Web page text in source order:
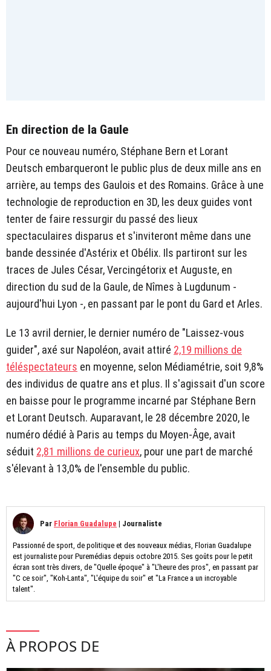
En direction de la Gaule
Pour ce nouveau numéro, Stéphane Bern et Lorant
Deutsch embarqueront le public plus de deux mille ans en
arrière, au temps des Gaulois et des Romains. Grâce à une
technologie de reproduction en 3D, les deux guides vont
tenter de faire ressurgir du passé des lieux
spectaculaires disparus et s'inviteront même dans une
bande dessinée d'Astérix et Obélix. Ils partiront sur les
traces de Jules César, Vercingétorix et Auguste, en
direction du sud de la Gaule, de Nîmes à Lugdunum -
aujourd'hui Lyon -, en passant par le pont du Gard et Arles.
Le 13 avril dernier, le dernier numéro de "Laissez-vous
guider", axé sur Napoléon, avait attiré 2,19 millions de
téléspectateurs en moyenne, selon Médiamétrie, soit 9,8%
des individus de quatre ans et plus. Il s'agissait d'un score
en baisse pour le programme incarné par Stéphane Bern
et Lorant Deutsch. Auparavant, le 28 décembre 2020, le
numéro dédié à Paris au temps du Moyen-Âge, avait
séduit 2,81 millions de curieux, pour une part de marché
s'élevant à 13,0% de l'ensemble du public.
Par Florian Guadalupe | Journaliste
Passionné de sport, de politique et des nouveaux médias, Florian Guadalupe
est journaliste pour Puremédias depuis octobre 2015. Ses goûts pour le petit
écran sont très divers, de "Quelle époque" à "L'heure des pros", en passant par
"C ce soir", "Koh-Lanta", "L'équipe du soir" et "La France a un incroyable
talent".
À PROPOS DE